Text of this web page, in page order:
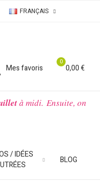
FRANÇAIS
Mes favoris
0
0,00 €
à midi. Ensuite, on
/ IDÉES
BLOG